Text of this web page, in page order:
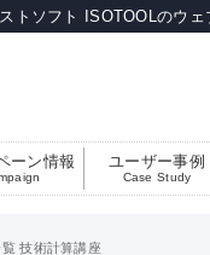
トソフト ISOTOOLのウェ
ーン情報 ユーザー事例
Case Study
技術計算講座